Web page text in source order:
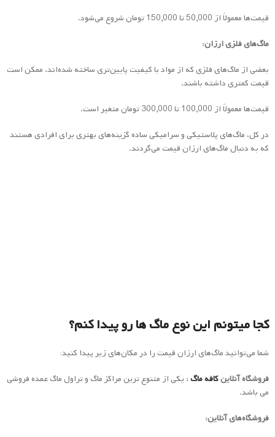
قیمت‌ها معمولاً از 50,000 تا 150,000 تومان شروع می‌شود.
ماگ‌های فلزی ارزان:
بعضی از ماگ‌های فلزی که از مواد با کیفیت پایین‌تری ساخته شده‌اند، ممکن است
قیمت کمتری داشته باشند.
قیمت‌ها معمولاً از 100,000 تا 300,000 تومان متغیر است.
در کل، ماگ‌های پلاستیکی و سرامیکی ساده گزینه‌های بهتری برای افرادی هستند
که به دنبال ماگ‌های ارزان قیمت می‌گردند.
کجا میتونم این نوع ماگ ها رو پیدا کنم؟
شما می‌توانید ماگ‌های ارزان قیمت را در مکان‌های زیر پیدا کنید:
فروشگاه آنلاینکافه ماگ: یکی از متنوع ترین مراکز ماگ و تراول ماگ عمده فروشی
می باشد.
فروشگاه‌های آنلاین: